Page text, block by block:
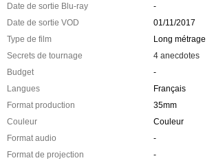
Date de sortie Blu-ray
-
Date de sortie VOD
01/11/2017
Type de film
Long métrage
Secrets de tournage
4 anecdotes
Budget
-
Langues
Français
Format production
35mm
Couleur
Couleur
Format audio
-
Format de projection
-